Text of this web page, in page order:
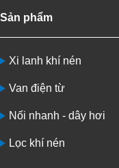
Sản phẩm
Xi lanh khí nén
Van điện từ
Nối nhanh - dây hơi
Lọc khí nén